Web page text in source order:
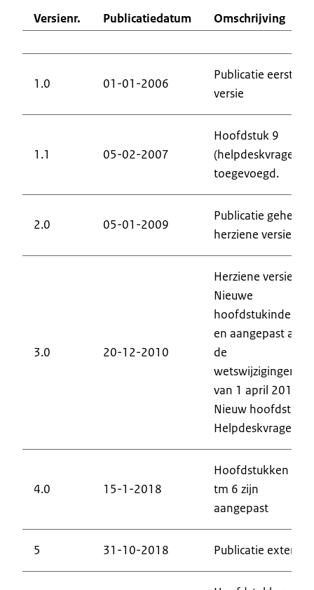
Versienr. Publicatiedatum Omschrijving
1.0 01-01-2006
Publicatie eerste
versie
1.1 05-02-2007
Hoofdstuk 9
(helpdeskvragen)
toegevoegd.
2.0 05-01-2009
Publicatie geheel
herziene versie
3.0 20-12-2010
Herziene versie.
Nieuwe
hoofdstukindeling
en aangepast aan
de
wetswijzigingen
van 1 april 2010.
Nieuw hoofdstuk
Helpdeskvragen
4.0 15-1-2018
Hoofdstukken 1
tm 6 zijn
aangepast
5 31-10-2018 Publicatie extern